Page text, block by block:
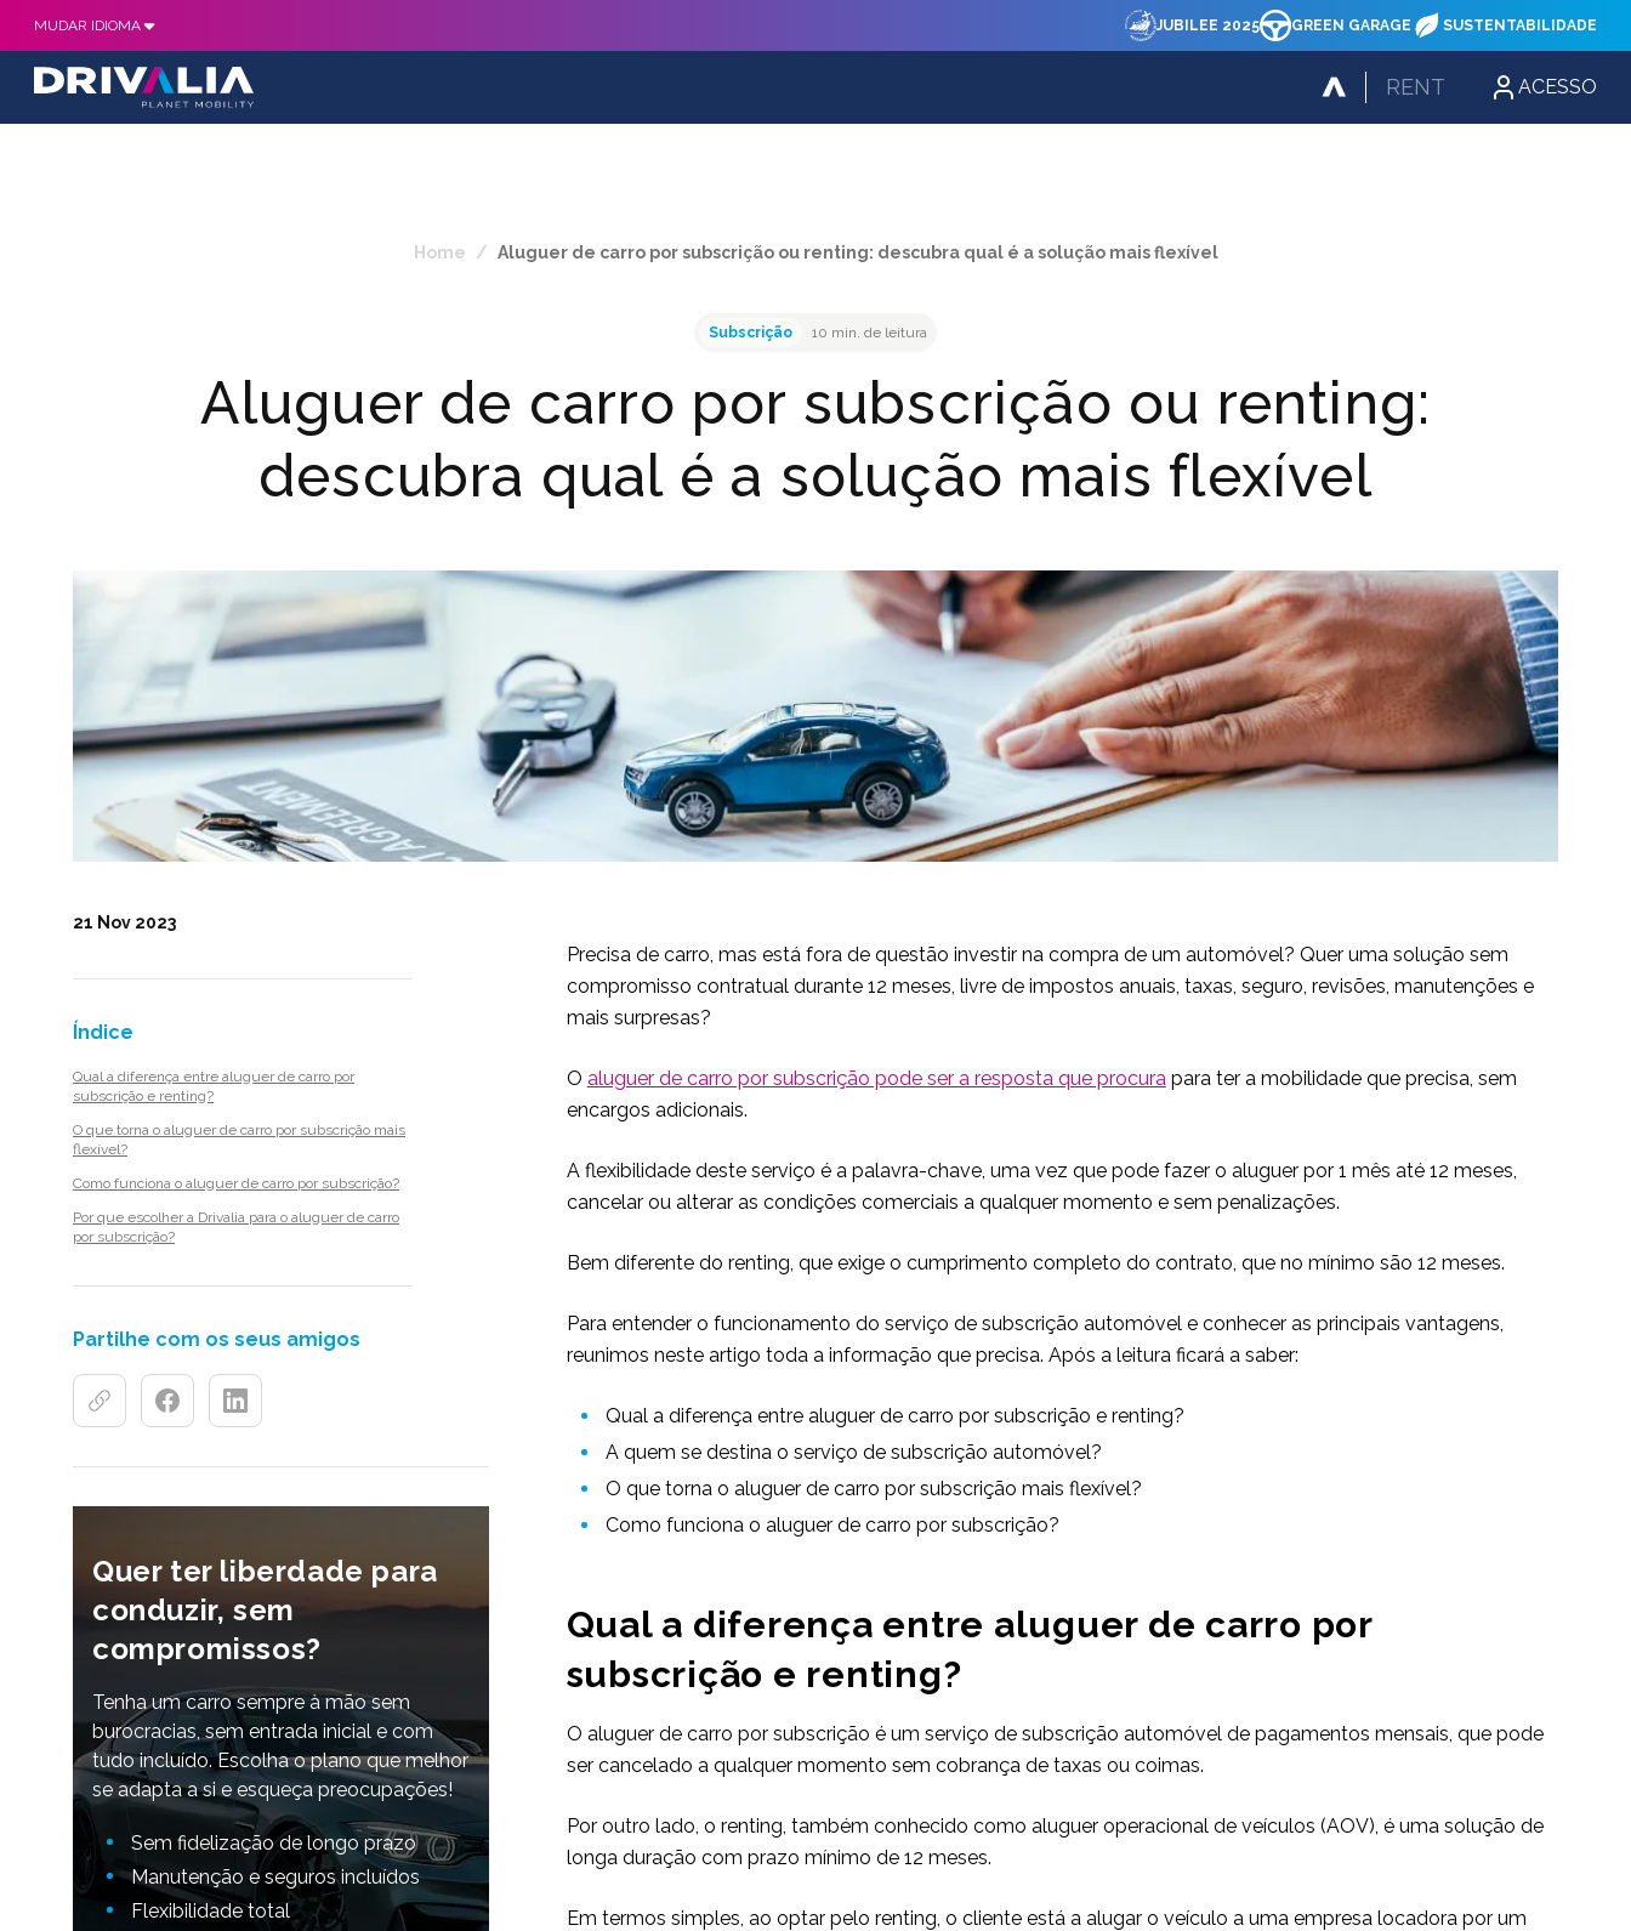
MUDAR IDIOMA JUBILEE 2025 GREEN GARAGE SUSTENTABILIDADE
RENT ACESSO
Home / Aluguer de carro por subscrição ou renting: descubra qual é a solução mais flexível
Subscrição 10 min. de leitura
Aluguer de carro por subscrição ou renting:
descubra qual é a solução mais flexível
Índice
Qual a diferença entre aluguer de carro por
subscrição e renting?
O que torna o aluguer de carro por subscrição mais
flexível?
Como funciona o aluguer de carro por subscrição?
Por que escolher a Drivalia para o aluguer de carro
por subscrição?
Partilhe com os seus amigos
Quer ter liberdade para
conduzir, sem
compromissos?
Tenha um carro sempre à mão sem
burocracias, sem entrada inicial e com
tudo incluído. Escolha o plano que melhor
se adapta a si e esqueça preocupações!
Sem fidelização de longo prazo
Manutenção e seguros incluídos
Flexibilidade total
21 Nov 2023
Precisa de carro, mas está fora de questão investir na compra de um automóvel? Quer uma solução sem
compromisso contratual durante 12 meses, livre de impostos anuais, taxas, seguro, revisões, manutenções e
mais surpresas?
O aluguer de carro por subscrição pode ser a resposta que procurapara ter a mobilidade que precisa, sem
encargos adicionais.
A flexibilidade deste serviço é a palavra-chave, uma vez que pode fazer o aluguer por 1 mês até 12 meses,
cancelar ou alterar as condições comerciais a qualquer momento e sem penalizações.
Bem diferente do renting, que exige o cumprimento completo do contrato, que no mínimo são 12 meses.
Para entender o funcionamento do serviço de subscrição automóvel e conhecer as principais vantagens,
reunimos neste artigo toda a informação que precisa. Após a leitura ficará a saber:
Qual a diferença entre aluguer de carro por subscrição e renting?
A quem se destina o serviço de subscrição automóvel?
O que torna o aluguer de carro por subscrição mais flexível?
Como funciona o aluguer de carro por subscrição?
Qual a diferença entre aluguer de carro por
subscrição e renting?
O aluguer de carro por subscrição é um serviço de subscrição automóvel de pagamentos mensais, que pode
ser cancelado a qualquer momento sem cobrança de taxas ou coimas.
Por outro lado, o renting, também conhecido como aluguer operacional de veículos (AOV), é uma solução de
longa duração com prazo mínimo de 12 meses.
Em termos simples, ao optar pelo renting, o cliente está a alugar o veículo a uma empresa locadora por um